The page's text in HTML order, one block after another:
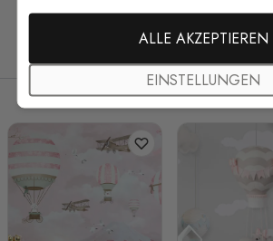
Verwandte
ALLE AKZEPTIEREN
EINSTELLUNGEN